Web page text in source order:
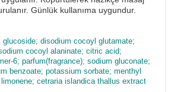
Günlük kullanıma uygundur.
glucoside; disodium cocoyl glutamate;
cocoyl alaninate; citric acid;
6; parfum(fragrance); sodium gluconate;
benzoate; potassium sorbate; menthyl
cetraria islandica thallus extract